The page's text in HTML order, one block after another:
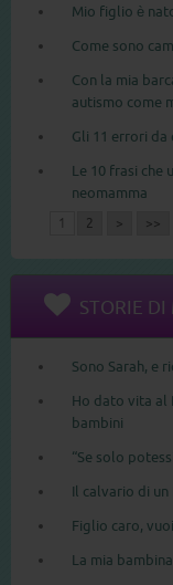
Mio figlio è
Come sono
Con la mia
autismo come
Gli 11 errori da
Le 10 frasi che
neomamma
1 2 > >>
STORIE
Sono Sarah, e
Ho dato vita al
bambini
“Se solo
Il calvario di
Figlio caro,
La mia